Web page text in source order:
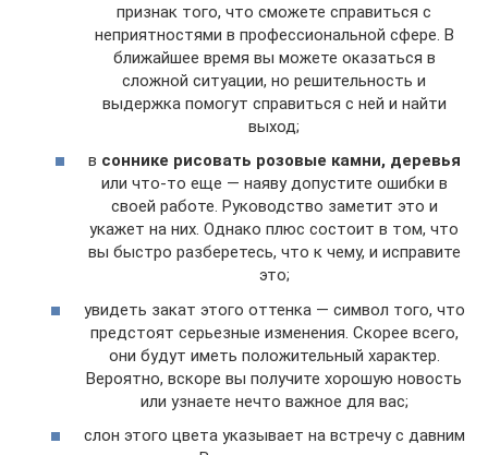
признак того, что сможете справиться с
неприятностями в профессиональной сфере. В
ближайшее время вы можете оказаться в
сложной ситуации, но решительность и
выдержка помогут справиться с ней и найти
выход;
в соннике рисовать розовые камни, деревья
или что-то еще — наяву допустите ошибки в
своей работе. Руководство заметит это и
укажет на них. Однако плюс состоит в том, что
вы быстро разберетесь, что к чему, и исправите
это;
увидеть закат этого оттенка — символ того, что
предстоят серьезные изменения. Скорее всего,
они будут иметь положительный характер.
Вероятно, вскоре вы получите хорошую новость
или узнаете нечто важное для вас;
слон этого цвета указывает на встречу с давним